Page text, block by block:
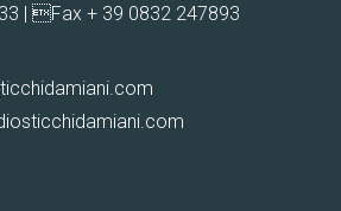
| Fax + 39 0832 247893